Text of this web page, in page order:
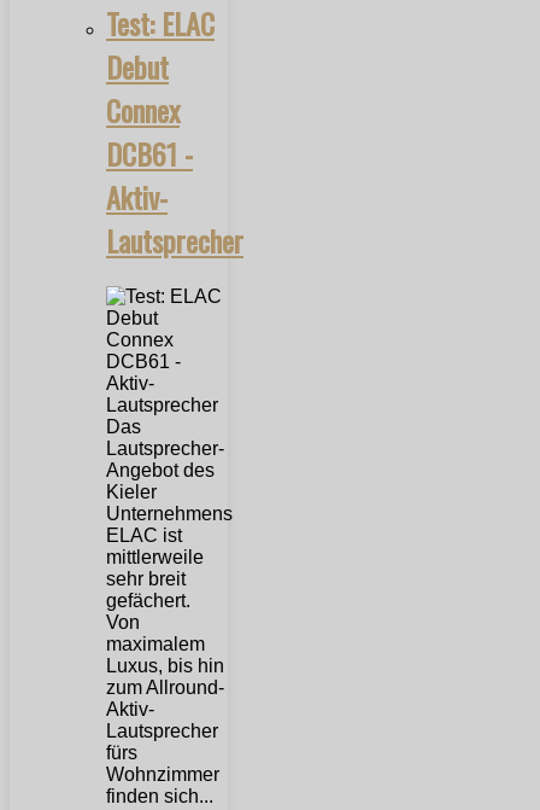
Test: ELAC
Debut
Connex
DCB61 -
Aktiv-
Lautsprecher
Das
Lautsprecher-
Angebot des
Kieler
Unternehmens
ELAC ist
mittlerweile
sehr breit
gefächert.
Von
maximalem
Luxus, bis hin
zum Allround-
Aktiv-
Lautsprecher
fürs
Wohnzimmer
finden sich...